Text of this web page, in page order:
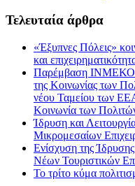
Τελευταία άρθρα
«Έξυπνες Πόλεις»
και
Παρέμβαση ΙΝΜΕΚΟ
της Κοινωνίας των
νέου Ταμείου των
Κοινωνία των
Ίδρυση και
Μικρομεσαίων
Ενίσχυση της Ίδρυσης
Νέων Τουριστικών
Το τρίτο κύμα